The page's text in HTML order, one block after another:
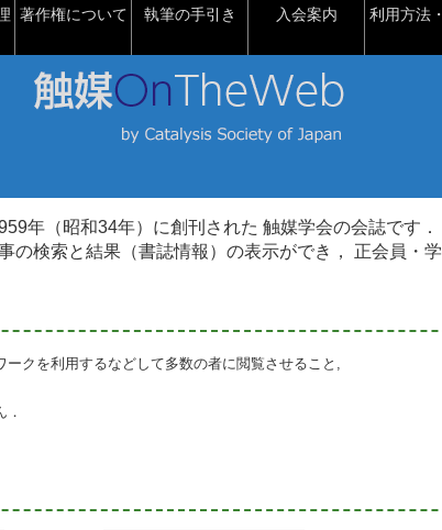
著作権について 執筆の手引き 入会案内 利用方法
年（昭和34年）に創刊された 触媒学会の会誌です．
の検索と結果（書誌情報）の表示ができ， 正会員・
クを利用するなどして多数の者に閲覧させること,